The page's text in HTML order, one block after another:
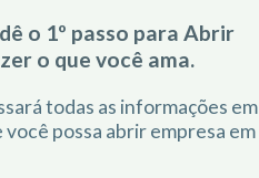
o 1º passo para Abrir
o que você ama.
todas as informações em
possa abrir empresa em